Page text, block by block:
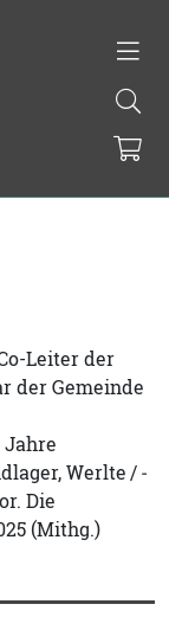
Leiter der
der Gemeinde
Jahre
­Werlte /
Die
(Mithg.)